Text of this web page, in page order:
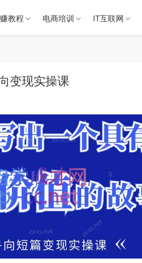
教程 电商培训 IT互联网
变现实操课